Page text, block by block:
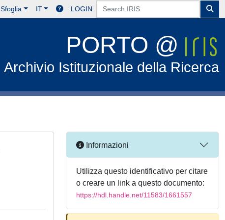
Sfoglia IT LOGIN
PORTO @
Archivio Istituzionale della Ricerca
Informazioni
Utilizza questo identificativo per citare
o creare un link a questo documento:
https://hdl.handle.net/11583/1661557